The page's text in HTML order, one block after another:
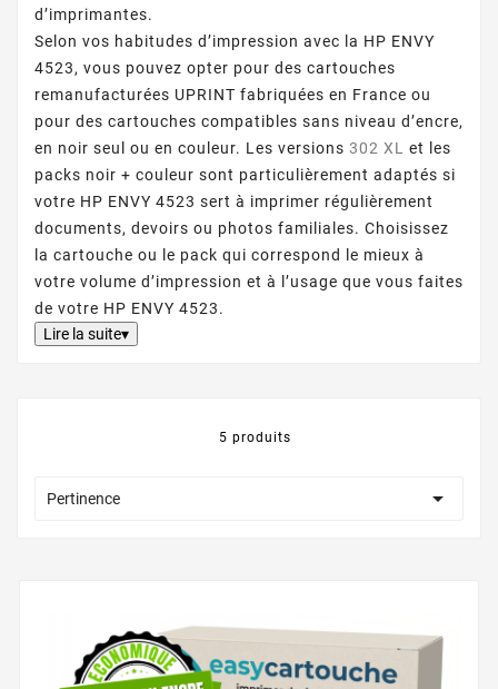
d’imprimantes.
Selon vos habitudes d’impression avec la HP ENVY
4523, vous pouvez opter pour des cartouches
remanufacturées UPRINT fabriquées en France ou
pour des cartouches compatibles sans niveau d’encre,
en noir seul ou en couleur. Les versions 302 XL
et les
packs noir + couleur sont particulièrement adaptés si
votre HP ENVY 4523 sert à imprimer régulièrement
documents, devoirs ou photos familiales. Choisissez
la cartouche ou le pack qui correspond le mieux à
votre volume d’impression et à l’usage que vous faites
de votre HP ENVY 4523.
Lire la suite▾
5 produits
Pertinence 